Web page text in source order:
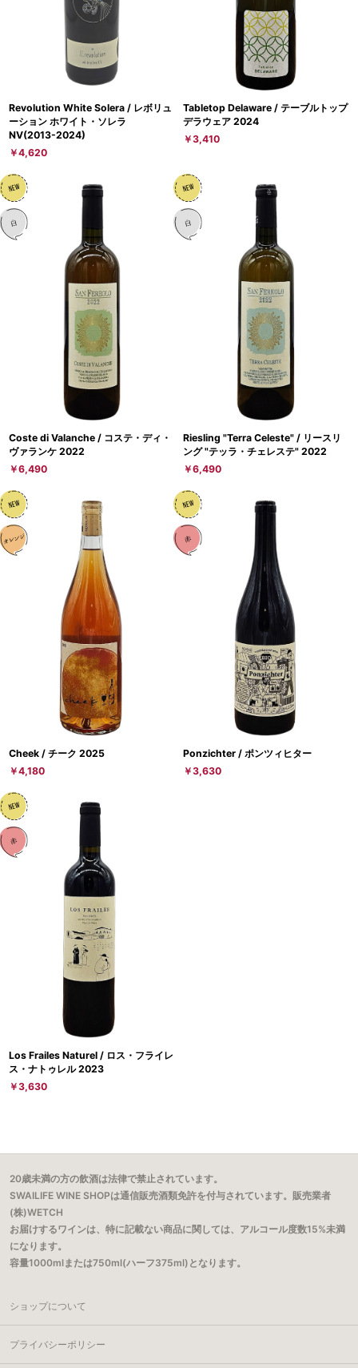
Revolution White Solera / レボリュ
ーション ホワイト・ソレラ
NV(2013-2024)
￥4,620
Tabletop Delaware / テーブルトップ
デラウェア 2024
￥3,410
Coste di Valanche / コステ・ディ・
ヴァランケ 2022
￥6,490
Riesling "Terra Celeste" / リースリ
ング "テッラ・チェレステ" 2022
￥6,490
Cheek / チーク 2025
￥4,180
Ponzichter / ポンツィヒター
￥3,630
Los Frailes Naturel / ロス・フライレ
ス・ナトゥレル 2023
￥3,630
20歳未満の方の飲酒は法律で禁止されています。
SWAILIFE WINE SHOPは通信販売酒類免許を付与されています。販売業者
(株)WETCH
お届けするワインは、特に記載ない商品に関しては、アルコール度数15%未満
になります。
容量1000mlまたは750ml(ハーフ375ml)となります。
ショップについて
プライバシーポリシー